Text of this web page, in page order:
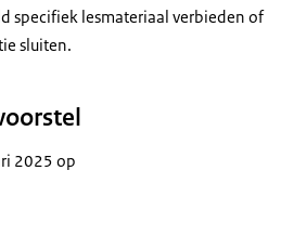
specifiek lesmateriaal verbieden of
sluiten.
2025 op